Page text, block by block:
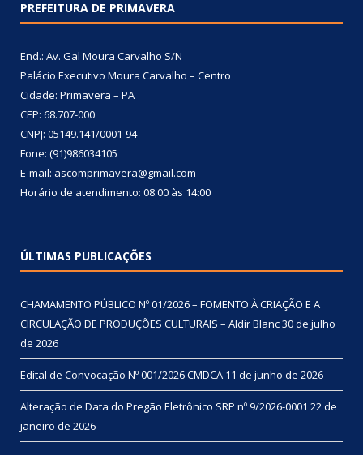
PREFEITURA DE PRIMAVERA
End.: Av. Gal Moura Carvalho S/N
Palácio Executivo Moura Carvalho – Centro
Cidade: Primavera – PA
CEP: 68.707-000
CNPJ: 05149.141/0001-94
Fone: (91)986034105
E-mail: ascomprimavera@gmail.com
Horário de atendimento: 08:00 às 14:00
ÚLTIMAS PUBLICAÇÕES
CHAMAMENTO PÚBLICO Nº 01/2026 – FOMENTO À CRIAÇÃO E A
CIRCULAÇÃO DE PRODUÇÕES CULTURAIS – Aldir Blanc30 de julho
de 2026
Edital de Convocação Nº 001/2026 CMDCA 11 de junho de 2026
Alteração de Data do Pregão Eletrônico SRP nº 9/2026-0001 22 de
janeiro de 2026